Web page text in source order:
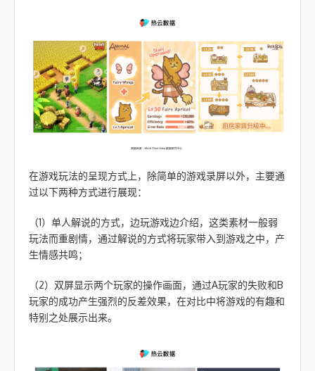
在游戏玩法的呈现方式上，除简单的游戏录屏以外，主要通
过以下两种方式进行展现：
（1）单人解说的方式，边玩游戏边介绍，这类素材一般弱
玩法而重剧情，通过解说的方式将玩家带入到游戏之中，产
生情感共鸣；
（2）双屏显示两个玩家的操作画面，通过A玩家的失败和B
玩家的成功产生强烈的反差效果，在对比中将游戏的有趣和
特别之处展示出来。